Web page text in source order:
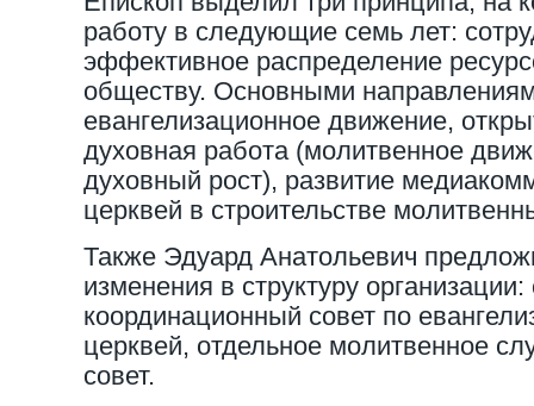
работу в следующие семь лет:
эффективное распределение
обществу. Основными
евангелизационное движение,
духовная работа (молитвенное
духовный рост), развитие
церквей в строительстве
Также Эдуард Анатольевич
изменения в структуру организации:
координационный совет по
церквей, отдельное молитвенное
совет.